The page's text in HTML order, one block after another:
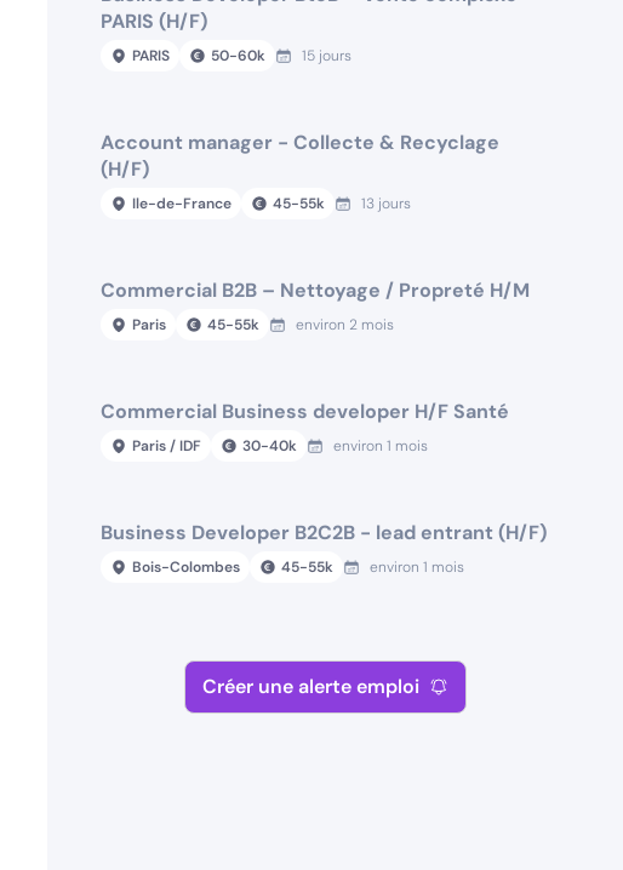
PARIS (H/F)
PARIS 50-60k 15 jours
Account manager - Collecte & Recyclage
(H/F)
Ile-de-France 45-55k 13 jours
Commercial B2B – Nettoyage / Propreté H/M
Paris 45-55k environ 2 mois
Commercial Business developer H/F Santé
Paris / IDF 30-40k environ 1 mois
Business Developer B2C2B - lead entrant (H/F)
Bois-Colombes 45-55k environ 1 mois
Créer une alerte emploi